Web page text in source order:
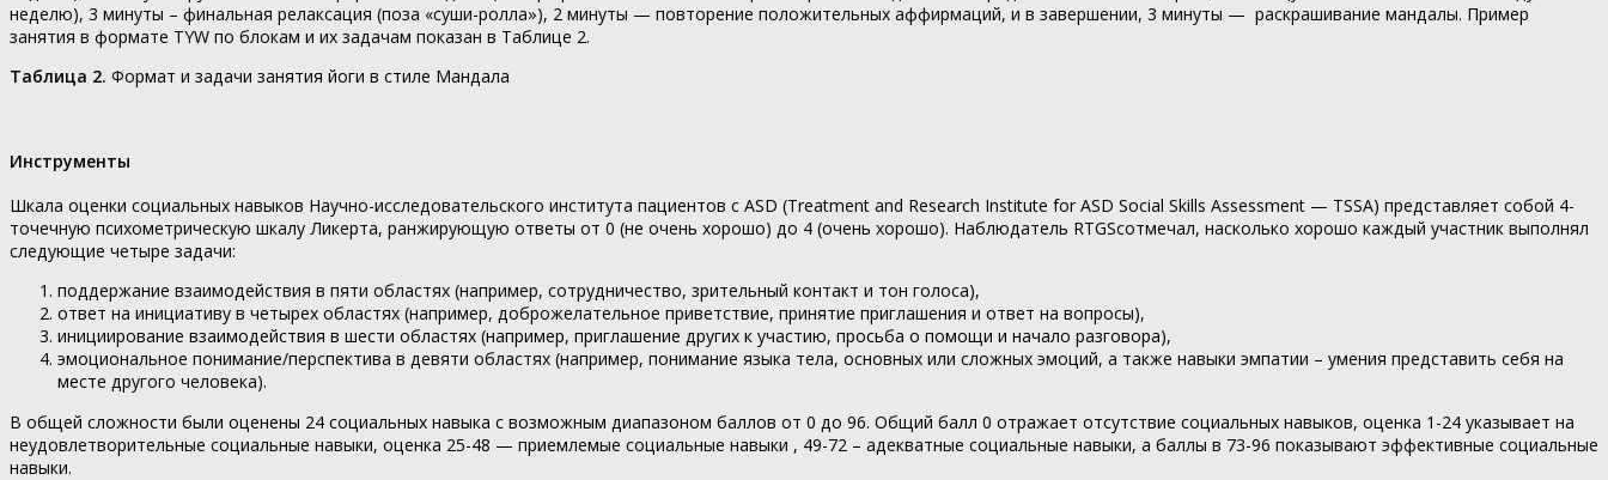
неделю), 3 минуты – финальная релаксация (поза «суши-ролла»), 2 минуты — повторение положительных аффирмаций, и в завершении, 3 минуты — раскрашивание мандалы. Пример
занятия в формате TYW по блокам и их задачам показан в Таблице 2.
Таблица 2. Формат и задачи занятия йоги в стиле Мандала
Инструменты
Шкала оценки социальных навыков Научно-исследовательского института пациентов с ASD (Treatment and Research Institute for ASD Social Skills Assessment — TSSA) представляет собой 4-
точечную психометрическую шкалу Ликерта, ранжирующую ответы от 0 (не очень хорошо) до 4 (очень хорошо). Наблюдатель RTGSсотмечал, насколько хорошо каждый участник выполнял
следующие четыре задачи:
поддержание взаимодействия в пяти областях (например, сотрудничество, зрительный контакт и тон голоса),
ответ на инициативу в четырех областях (например, доброжелательное приветствие, принятие приглашения и ответ на вопросы),
инициирование взаимодействия в шести областях (например, приглашение других к участию, просьба о помощи и начало разговора),
эмоциональное понимание/перспектива в девяти областях (например, понимание языка тела, основных или сложных эмоций, а также навыки эмпатии – умения представить себя на
месте другого человека).
В общей сложности были оценены 24 социальных навыка с возможным диапазоном баллов от 0 до 96. Общий балл 0 отражает отсутствие социальных навыков, оценка 1-24 указывает на
неудовлетворительные социальные навыки, оценка 25-48 — приемлемые социальные навыки , 49-72 – адекватные социальные навыки, а баллы в 73-96 показывают эффективные социальные
навыки.